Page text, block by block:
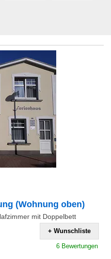
(Wohnung oben)
mit Doppelbett
+ Wunschliste
6 Bewertungen